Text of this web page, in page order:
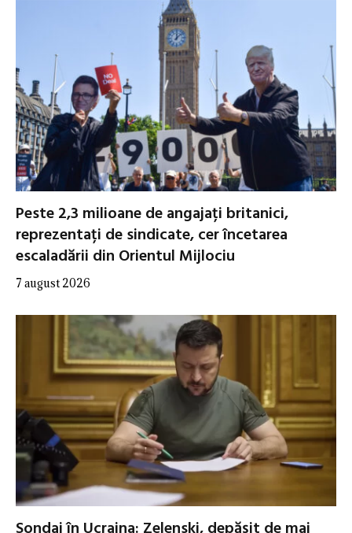
Peste 2,3 milioane de angajați britanici,
reprezentați de sindicate, cer încetarea
escaladării din Orientul Mijlociu
7 august 2026